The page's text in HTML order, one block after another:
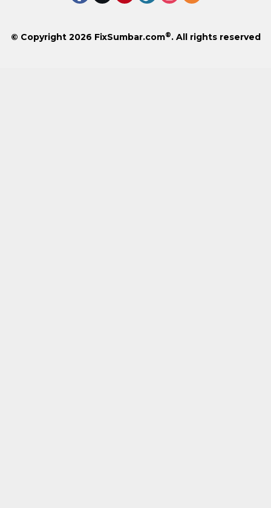
© Copyright 2026 FixSumbar.com®. All rights reserved